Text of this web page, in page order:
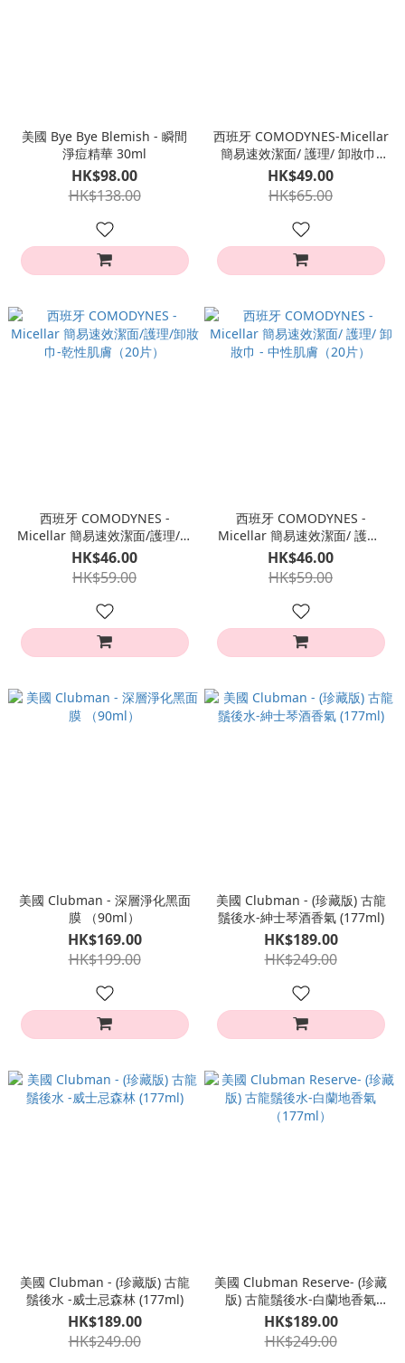
美國 Bye Bye Blemish - 瞬間
淨痘精華 30ml
HK$98.00
HK$138.00
西班牙 COMODYNES-Micellar
簡易速效潔面/ 護理/ 卸妝巾-
敏感肌膚（20片）
HK$49.00
HK$65.00
西班牙 COMODYNES -
Micellar 簡易速效潔面/護理/卸
妝巾-乾性肌膚（20片）
HK$46.00
HK$59.00
西班牙 COMODYNES -
Micellar 簡易速效潔面/ 護理/
卸妝巾 - 中性肌膚（20片）
HK$46.00
HK$59.00
美國 Clubman - 深層淨化黑面
膜 （90ml）
HK$169.00
HK$199.00
美國 Clubman - (珍藏版) 古龍
鬚後水-紳士琴酒香氣 (177ml)
HK$189.00
HK$249.00
美國 Clubman - (珍藏版) 古龍
鬚後水 -威士忌森林 (177ml)
HK$189.00
HK$249.00
美國 Clubman Reserve- (珍藏
版) 古龍鬚後水-白蘭地香氣
（177ml）
HK$189.00
HK$249.00